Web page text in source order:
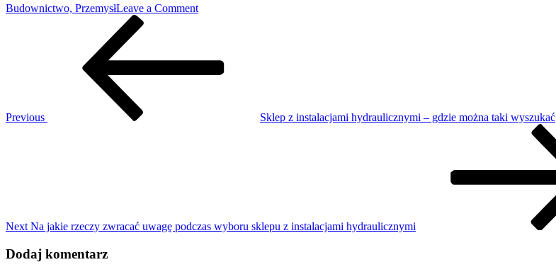
Budownictwo, PrzemysłLeave a Commenton
można
zakupić
hydraulicznych
Previous
Sklep z instalacjami hydraulicznymi – gdzie można taki wyszukać
Next Na jakie rzeczy zwracać uwagę podczas wyboru sklepu z instalacjami hydraulicznymi
Dodaj komentarz